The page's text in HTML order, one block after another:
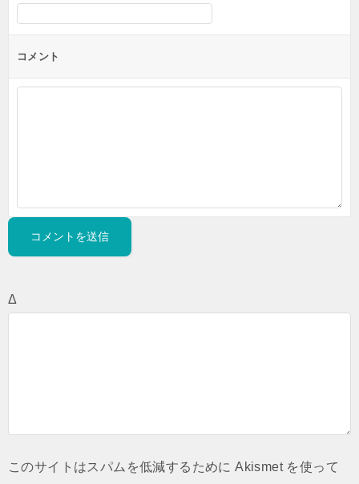
コメント
Δ
このサイトはスパムを低減するために Akismet を使って